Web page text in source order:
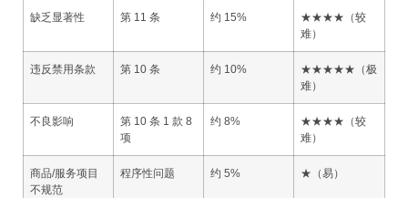
缺乏显著性 第 11 条 约 15%
★★★★（较
难）
违反禁用条款 第 10 条 约 10%
★★★★★（极
难）
不良影响
第 10 条 1 款 8
项
约 8%
★★★★（较
难）
商品/服务项目
不规范
程序性问题 约 5% ★（易）